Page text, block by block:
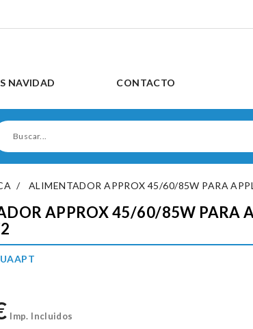
NAVIDAD CONTACTO
ALIMENTADOR APPROX 45/60/85W PARA
APPROX 45/60/85W PARA
Imp. Incluidos